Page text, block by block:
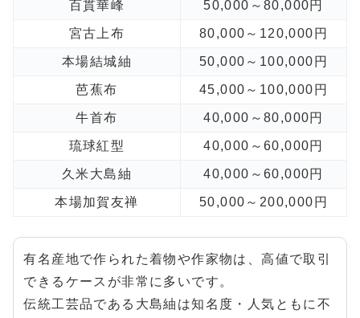
百貫華峰 50,000～80,000円
宮古上布 80,000～120,000円
本場結城紬 50,000～100,000円
芭蕉布 45,000～100,000円
牛首布 40,000～80,000円
琉球紅型 40,000～60,000円
久米大島紬 40,000～60,000円
本場加賀友禅 50,000～200,000円
有名産地で作られた着物や作家物は、高値で取引
できるケースが非常に多いです。
伝統工芸品である大島紬は知名度・人気ともに不